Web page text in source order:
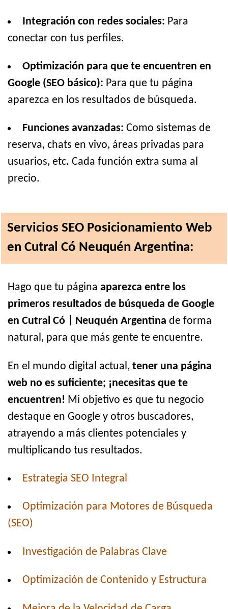
Integración con redes sociales: Para
conectar con tus perfiles.
Optimización para que te encuentren en
Google (SEO básico): Para que tu página
aparezca en los resultados de búsqueda.
Funciones avanzadas: Como sistemas de
reserva, chats en vivo, áreas privadas para
usuarios, etc. Cada función extra suma al
precio.
Servicios SEO Posicionamiento Web
en Cutral Có Neuquén Argentina:
Hago que tu página aparezca entre los
primeros resultados de búsqueda de Google
en Cutral Có | Neuquén Argentina de forma
natural, para que más gente te encuentre.
En el mundo digital actual, tener una página
web no es suficiente; ¡necesitas que te
encuentren! Mi objetivo es que tu negocio
destaque en Google y otros buscadores,
atrayendo a más clientes potenciales y
multiplicando tus resultados.
Estrategia SEO Integral
Optimización para Motores de Búsqueda
(SEO)
Investigación de Palabras Clave
Optimización de Contenido y Estructura